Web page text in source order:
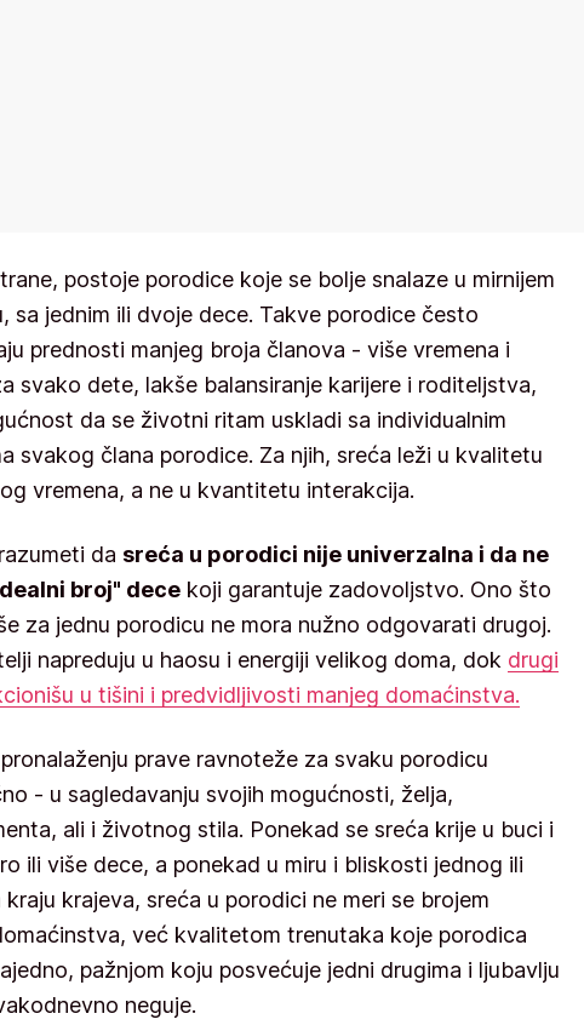
postoje porodice koje se bolje snalaze u mirnijem
sa jednim ili dvoje dece. Takve porodice često
prednosti manjeg broja članova - više vremena i
svako dete, lakše balansiranje karijere i roditeljstva,
da se životni ritam uskladi sa individualnim
svakog člana porodice. Za njih, sreća leži u kvalitetu
vremena, a ne u kvantitetu interakcija.
da sreća u porodici nije univerzalna i da ne
broj" dece koji garantuje zadovoljstvo. Ono što
za jednu porodicu ne mora nužno odgovarati drugoj.
napreduju u haosu i energiji velikog doma, dok drugi
u tišini i predvidljivosti manjeg domaćinstva.
prave ravnoteže za svaku porodicu
- u sagledavanju svojih mogućnosti, želja,
ali i životnog stila. Ponekad se sreća krije u buci i
ili više dece, a ponekad u miru i bliskosti jednog ili
kraju krajeva, sreća u porodici ne meri se brojem
već kvalitetom trenutaka koje porodica
pažnjom koju posvećuje jedni drugima i ljubavlju
neguje.